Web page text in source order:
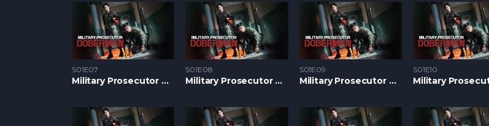
S01E07
Military Prosecutor Doberman S1 – Epizoda 07
S01E08
Military Prosecutor Doberman S1 – Epizoda 08
S01E09
Military Prosecutor Doberman S1 – Epizoda 09
S01E10